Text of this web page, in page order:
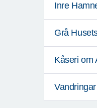
Inre
Grå
Kåseri om
Vandringar